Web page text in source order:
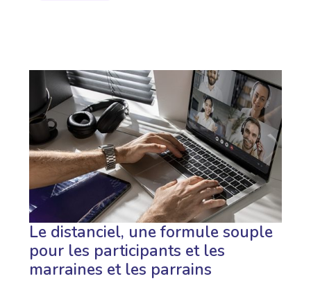
Le distanciel, une formule souple
pour les participants et les
marraines et les parrains